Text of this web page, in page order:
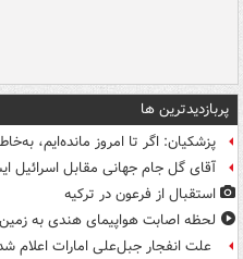
پربازدیدترین ها
پزشکیان: اگر تا امروز مانده‌ایم،
آقای گل جام جهانی مقابل اسرائیل
استقبال از فرعون در ترکیه
لحظه اصابت هواپیمای هندی به زمین
علت انفجار جبل‌علی امارات اعلام